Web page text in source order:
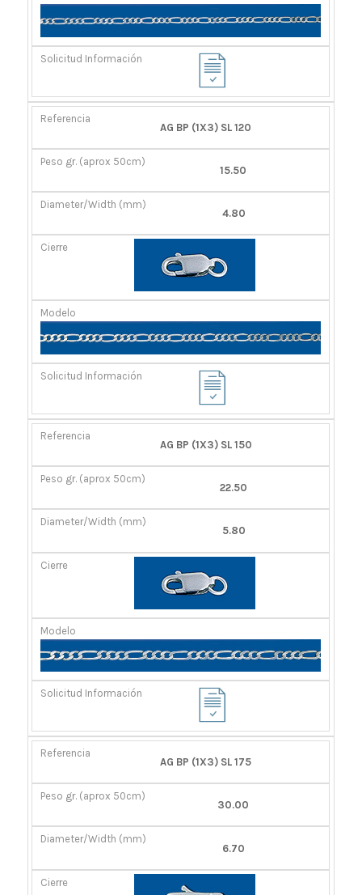
AG BP (1X3) SL 120
15.50
4.80
AG BP (1X3) SL 150
22.50
5.80
AG BP (1X3) SL 175
30.00
6.70